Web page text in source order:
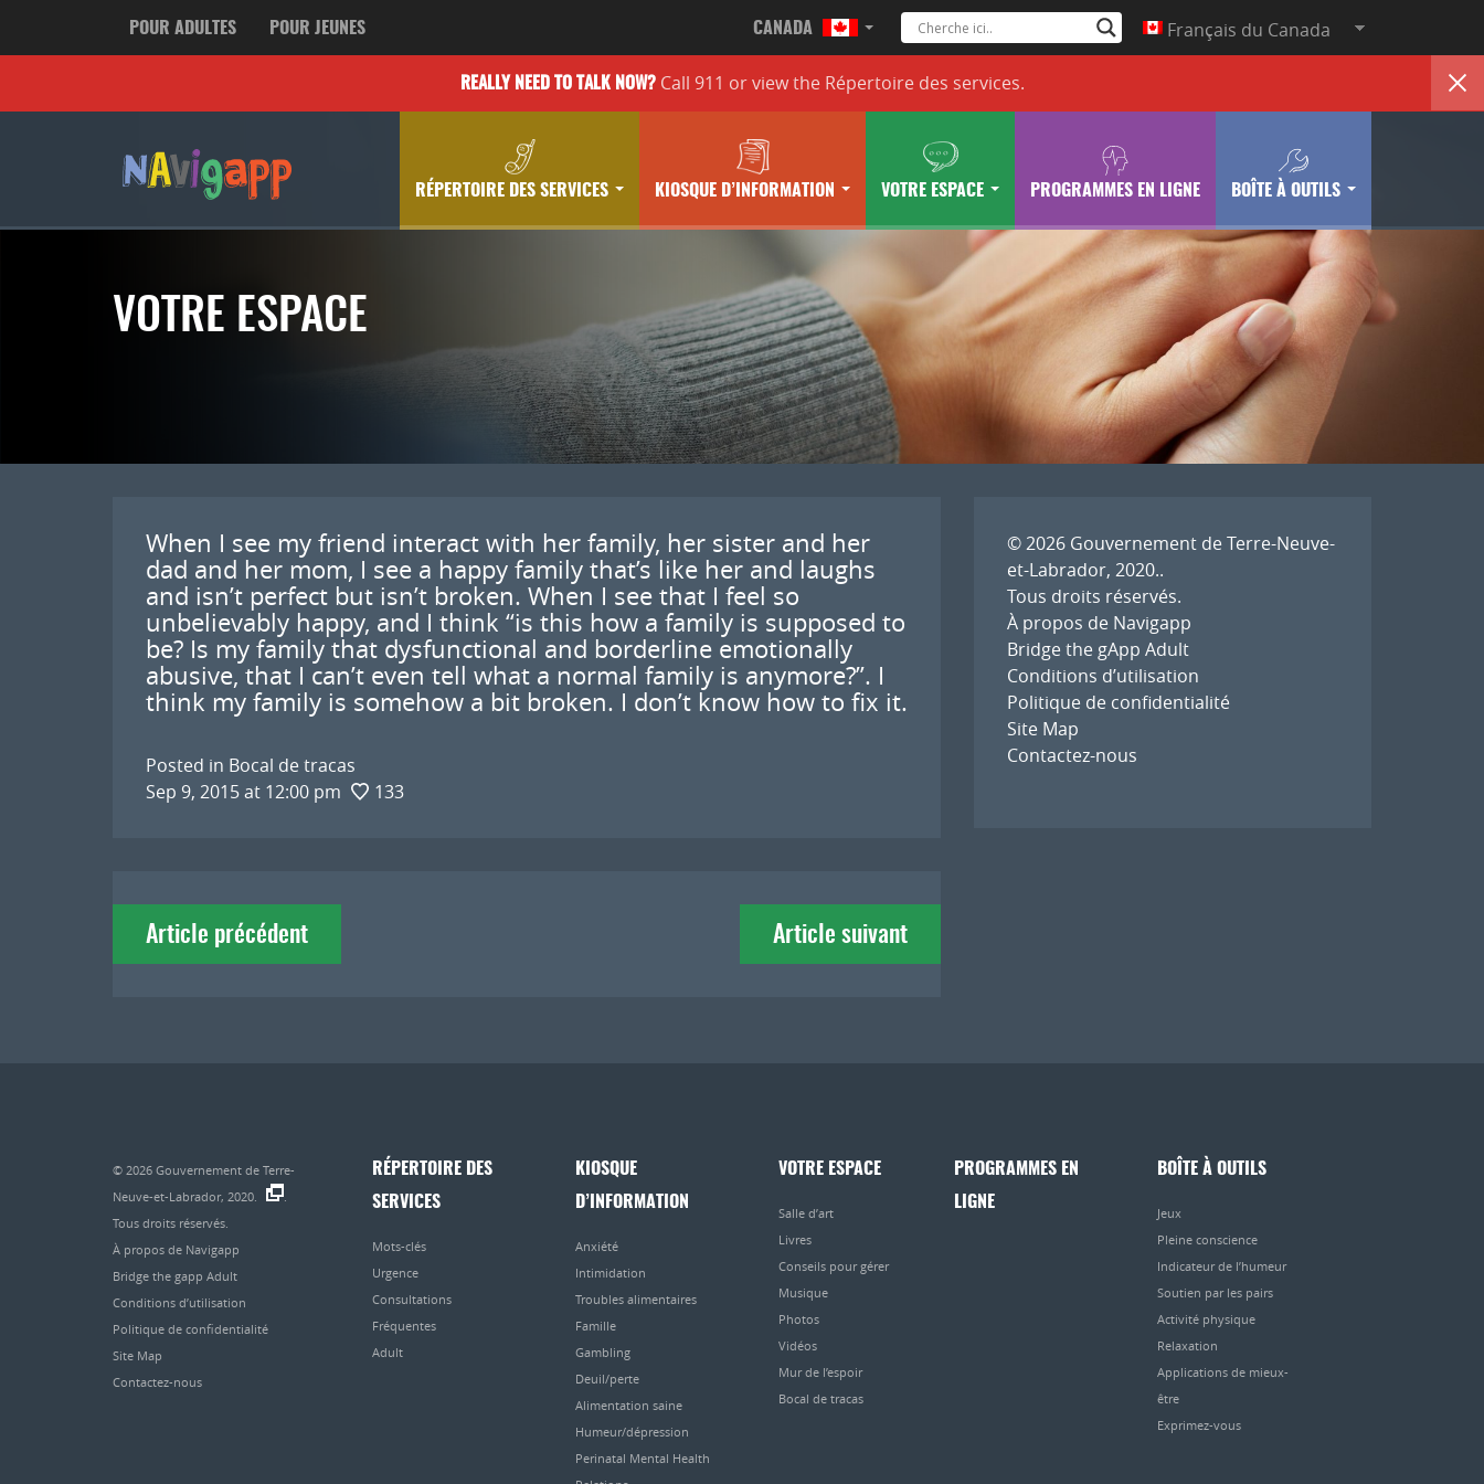
POUR ADULTES POUR JEUNES CANADA Français du Canada
REALLY NEED TO TALK NOW? Call 911 orview the Répertoire des services.
RÉPERTOIRE DES SERVICES KIOSQUE D’INFORMATION VOTRE ESPACE PROGRAMMES EN LIGNE BOÎTE À OUTILS
VOTRE ESPACE
When I see my friend interact with her family, her sister and her
dad and her mom, I see a happy family that’s like her and laughs
and isn’t perfect but isn’t broken. When I see that I feel so
unbelievably happy, and I think “is this how a family is supposed to
be? Is my family that dysfunctional and borderline emotionally
abusive, that I can’t even tell what a normal family is anymore?”. I
think my family is somehow a bit broken. I don’t know how to fix it.
Posted in Bocal de tracas
Sep 9, 2015 at 12:00 pm
133
Navigation
deArticle précédent Article suivant
© 2026 Gouvernement de Terre-Neuve-
et-Labrador, 2020..
Tous droits réservés.
À propos de Navigapp
Bridge the gApp Adult
Conditions d’utilisation
Politique de confidentialité
Site Map
Contactez-nous
© 2026 Gouvernement de Terre-
Neuve-et-Labrador, 2020.
Tous droits réservés.
À propos de Navigapp
Bridge the gapp Adult
Conditions d’utilisation
Politique de confidentialité
Site Map
Contactez-nous
RÉPERTOIRE DES
SERVICES
Mots-clés
Urgence
Consultations
Fréquentes
Adult
KIOSQUE
D’INFORMATION
Anxiété
Intimidation
Troubles alimentaires
Famille
Gambling
Deuil/perte
Alimentation saine
Humeur/dépression
Perinatal Mental Health
VOTRE ESPACE
Salle d’art
Livres
Conseils pour gérer
Musique
Photos
Vidéos
Mur de l’espoir
Bocal de tracas
PROGRAMMES EN
LIGNE
BOÎTE À OUTILS
Jeux
Pleine conscience
Indicateur de l’humeur
Soutien par les pairs
Activité physique
Relaxation
Applications de mieux-
être
Exprimez-vous